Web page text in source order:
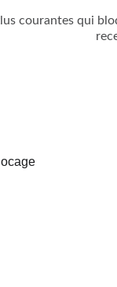
courantes qui